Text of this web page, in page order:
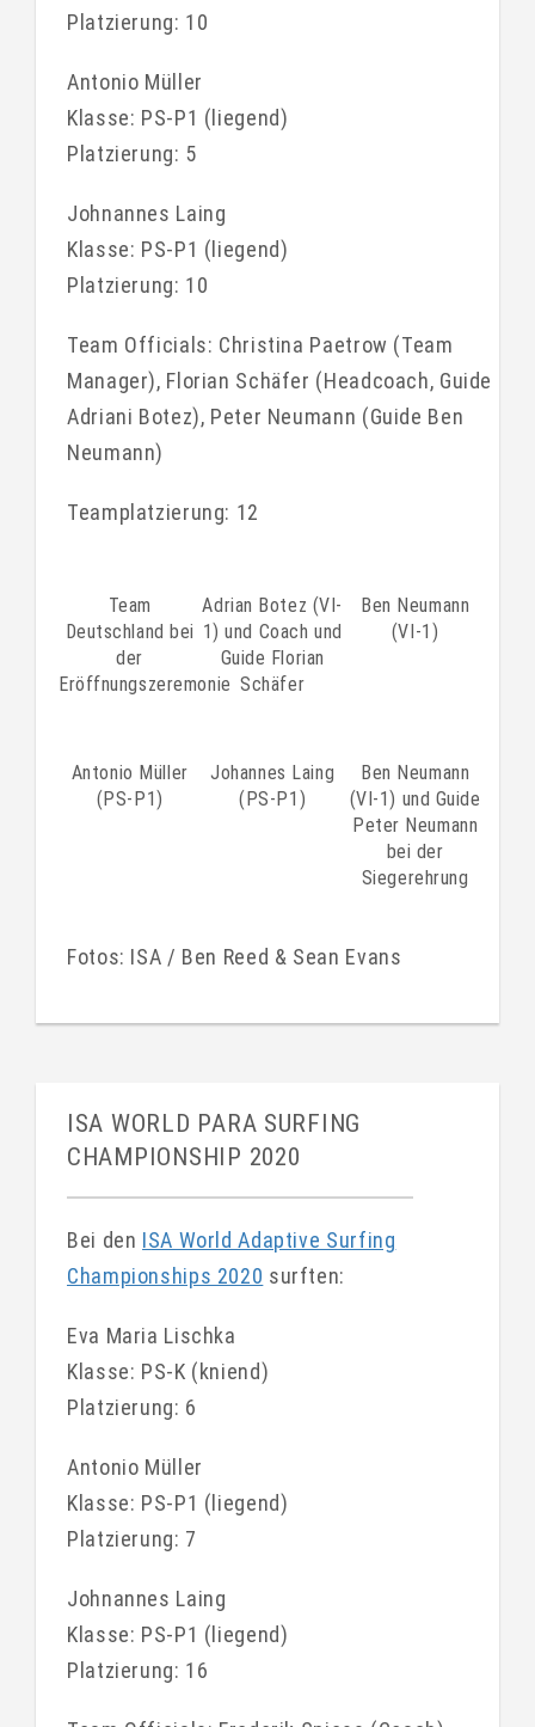
Platzierung: 10
Antonio Müller
Klasse: PS-P1 (liegend)
Platzierung: 5
Johnannes Laing
Klasse: PS-P1 (liegend)
Platzierung: 10
Team Officials: Christina Paetrow (Team
Manager), Florian Schäfer (Headcoach, Guide
Adriani Botez), Peter Neumann (Guide Ben
Neumann)
Teamplatzierung: 12
Team
Deutschland bei
der
Eröffnungszeremonie
Adrian Botez (VI-
1) und Coach und
Guide Florian
Schäfer
Ben Neumann
(VI-1)
Antonio Müller
(PS-P1)
Johannes Laing
(PS-P1)
Ben Neumann
(VI-1) und Guide
Peter Neumann
bei der
Siegerehrung
Fotos: ISA / Ben Reed & Sean Evans
ISA WORLD PARA SURFING
CHAMPIONSHIP 2020
Bei den ISA World Adaptive Surfing
Championships 2020 surften:
Eva Maria Lischka
Klasse: PS-K (kniend)
Platzierung: 6
Antonio Müller
Klasse: PS-P1 (liegend)
Platzierung: 7
Johnannes Laing
Klasse: PS-P1 (liegend)
Platzierung: 16